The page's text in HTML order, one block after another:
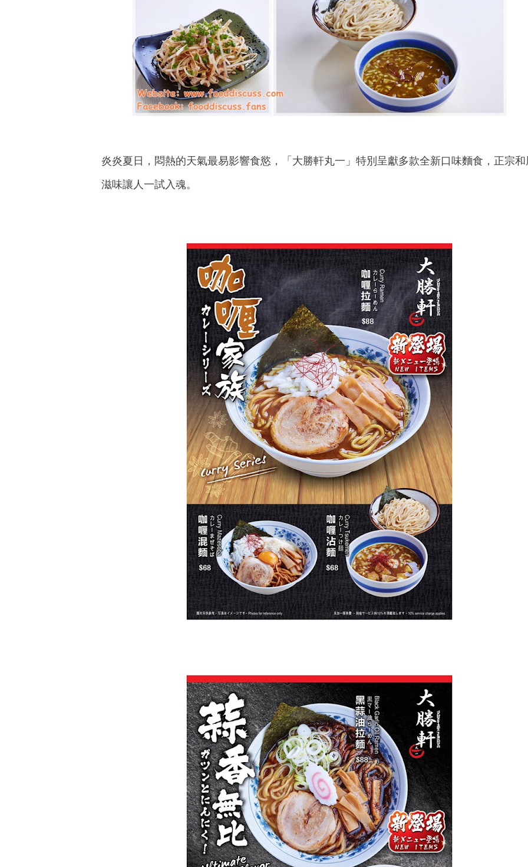
炎炎夏日，悶熱的天氣最易影響食慾，「大勝軒丸一」特別呈獻多款全新口味麵食，正宗
滋味讓人一試入魂。